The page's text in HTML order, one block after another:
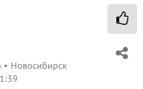
Новосибирск